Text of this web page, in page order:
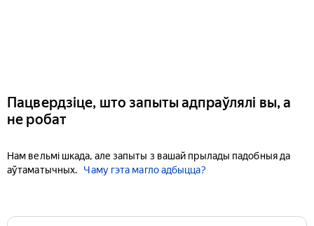
Пацвердзіце, што запыты адпраўлялі вы, а
не робат
Нам вельмі шкада, але запыты з вашай прылады падобныя да
аўтаматычных.
Чаму гэта магло адбыцца?